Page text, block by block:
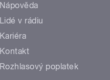
Nápověda
Lidé v rádiu
Kariéra
Kontakt
Rozhlasový poplatek